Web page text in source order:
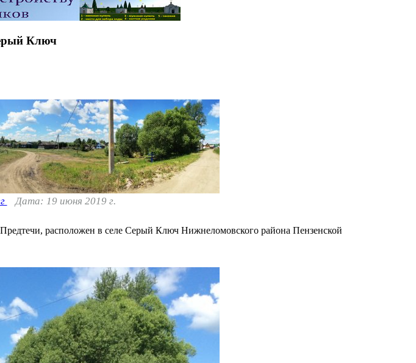
Ключ
Дата: 19 июня 2019 г.
расположен в селе Серый Ключ Нижнеломовского района Пензенской